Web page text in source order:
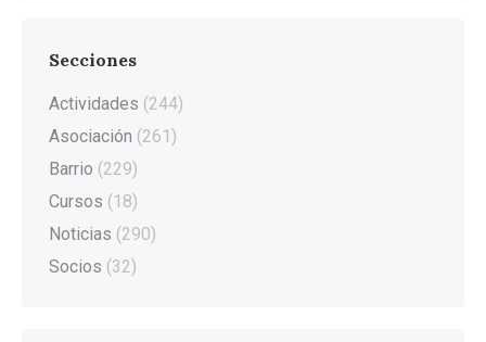
Secciones
Actividades (244)
Asociación (261)
Barrio (229)
Cursos (18)
Noticias (290)
Socios (32)